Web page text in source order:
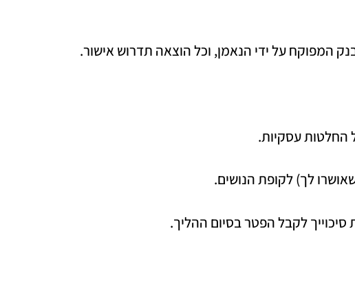
המפוקח על ידי הנאמן, וכל הוצאה תדרוש אישור.
החלטות עסקיות.
לך) לקופת הנושים.
לקבל הפטר בסיום ההליך.